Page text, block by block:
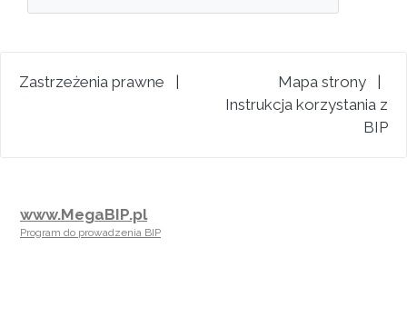
Zastrzeżenia prawne Mapa strony
Instrukcja korzystania z
BIP
www.MegaBIP.pl
Program do prowadzenia BIP